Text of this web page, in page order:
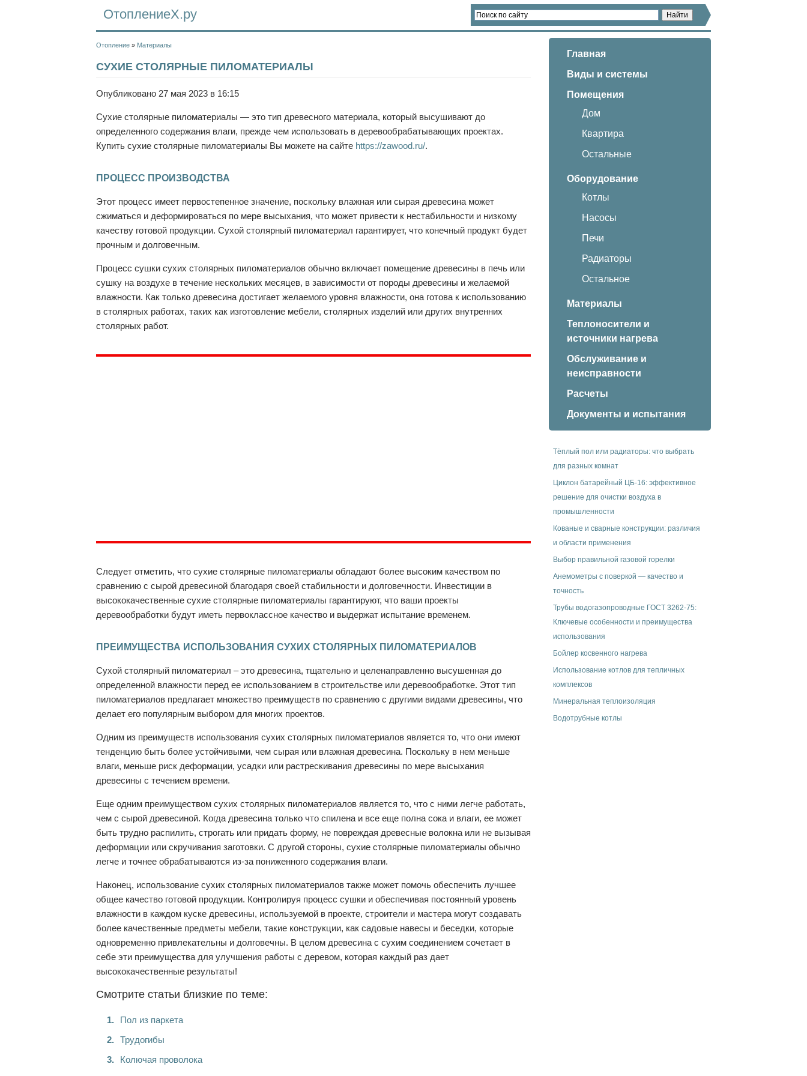
ОтоплениеХ.ру
Отопление » Материалы
СУХИЕ СТОЛЯРНЫЕ ПИЛОМАТЕРИАЛЫ
Опубликовано 27 мая 2023 в 16:15
Сухие столярные пиломатериалы — это тип древесного материала, который высушивают до
определенного содержания влаги, прежде чем использовать в деревообрабатывающих проектах.
Купить сухие столярные пиломатериалы Вы можете на сайте https://zawood.ru/.
ПРОЦЕСС ПРОИЗВОДСТВА
Этот процесс имеет первостепенное значение, поскольку влажная или сырая древесина может
сжиматься и деформироваться по мере высыхания, что может привести к нестабильности и низкому
качеству готовой продукции. Сухой столярный пиломатериал гарантирует, что конечный продукт будет
прочным и долговечным.
Процесс сушки сухих столярных пиломатериалов обычно включает помещение древесины в печь или
сушку на воздухе в течение нескольких месяцев, в зависимости от породы древесины и желаемой
влажности. Как только древесина достигает желаемого уровня влажности, она готова к использованию
в столярных работах, таких как изготовление мебели, столярных изделий или других внутренних
столярных работ.
Следует отметить, что сухие столярные пиломатериалы обладают более высоким качеством по
сравнению с сырой древесиной благодаря своей стабильности и долговечности. Инвестиции в
высококачественные сухие столярные пиломатериалы гарантируют, что ваши проекты
деревообработки будут иметь первоклассное качество и выдержат испытание временем.
ПРЕИМУЩЕСТВА ИСПОЛЬЗОВАНИЯ СУХИХ СТОЛЯРНЫХ ПИЛОМАТЕРИАЛОВ
Сухой столярный пиломатериал – это древесина, тщательно и целенаправленно высушенная до
определенной влажности перед ее использованием в строительстве или деревообработке. Этот тип
пиломатериалов предлагает множество преимуществ по сравнению с другими видами древесины, что
делает его популярным выбором для многих проектов.
Одним из преимуществ использования сухих столярных пиломатериалов является то, что они имеют
тенденцию быть более устойчивыми, чем сырая или влажная древесина. Поскольку в нем меньше
влаги, меньше риск деформации, усадки или растрескивания древесины по мере высыхания
древесины с течением времени.
Еще одним преимуществом сухих столярных пиломатериалов является то, что с ними легче работать,
чем с сырой древесиной. Когда древесина только что спилена и все еще полна сока и влаги, ее может
быть трудно распилить, строгать или придать форму, не повреждая древесные волокна или не вызывая
деформации или скручивания заготовки. С другой стороны, сухие столярные пиломатериалы обычно
легче и точнее обрабатываются из-за пониженного содержания влаги.
Наконец, использование сухих столярных пиломатериалов также может помочь обеспечить лучшее
общее качество готовой продукции. Контролируя процесс сушки и обеспечивая постоянный уровень
влажности в каждом куске древесины, используемой в проекте, строители и мастера могут создавать
более качественные предметы мебели, такие конструкции, как садовые навесы и беседки, которые
одновременно привлекательны и долговечны. В целом древесина с сухим соединением сочетает в
себе эти преимущества для улучшения работы с деревом, которая каждый раз дает
высококачественные результаты!
Смотрите статьи близкие по теме:
Пол из паркета
Трудогибы
Колючая проволока
Главная
Виды и системы
Помещения
Дом
Квартира
Остальные
Оборудование
Котлы
Насосы
Печи
Радиаторы
Остальное
Материалы
Теплоносители и
источники нагрева
Обслуживание и
неисправности
Расчеты
Документы и испытания
Тёплый пол или радиаторы: что выбрать
для разных комнат
Циклон батарейный ЦБ-16: эффективное
решение для очистки воздуха в
промышленности
Кованые и сварные конструкции: различия
и области применения
Выбор правильной газовой горелки
Анемометры с поверкой — качество и
точность
Трубы водогазопроводные ГОСТ 3262-75:
Ключевые особенности и преимущества
использования
Бойлер косвенного нагрева
Использование котлов для тепличных
комплексов
Минеральная теплоизоляция
Водотрубные котлы